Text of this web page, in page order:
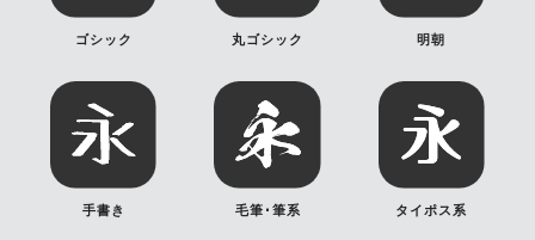
ゴシック 丸ゴシック 明朝
手書き 毛筆･筆系 タイポス系